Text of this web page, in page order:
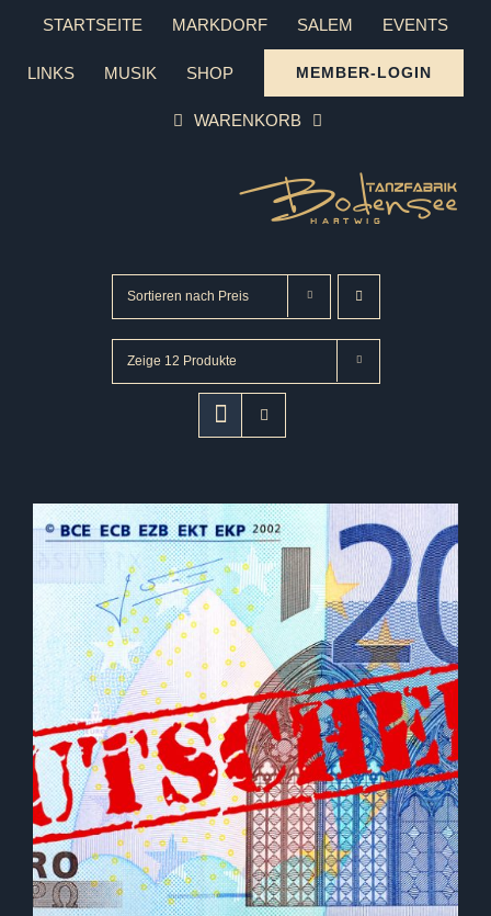
Zum
springen
STARTSEITE MARKDORF SALEM EVENTS
LINKS MUSIK SHOP MEMBER-LOGIN
WARENKORB
Sortieren nach Preis
Zeige 12 Produkte